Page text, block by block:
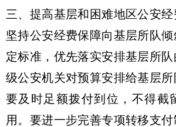
三、提高基层和困难地区公安
坚持公安经费保障向基层所队
定标准，优先落实安排基层所
级公安机关对预算安排给基层所
要及时足额拨付到位，不得截
用。要进一步完善专项转移支